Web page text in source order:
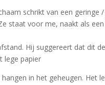
schrikt van een
staat voor me, naakt als
Hij suggereert dat dit
lege papier
in het geheugen. Het